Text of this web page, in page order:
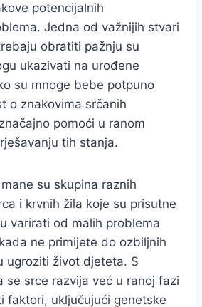
potencijalnih
Jedna od važnijih stvari
obratiti pažnju su
ukazivati na urođene
su mnoge bebe potpuno
o znakovima srčanih
pomoći u ranom
tih stanja.
su skupina raznih
i krvnih žila koje su prisutne
varirati od malih problema
ne primijete do ozbiljnih
ugroziti život djeteta. S
se srce razvija već u ranoj fazi
faktori, uključujući genetske